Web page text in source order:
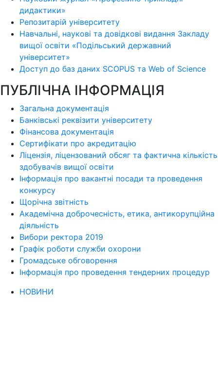
дидактики»
Репозитарій університету
Навчальні, наукові та довідкові видання Закладу
вищої освіти «Подільський державний
університет»
Доступ до баз даних SCOPUS та Web of Science
ПУБЛІЧНА ІНФОРМАЦІЯ
Загальна документація
Банківські реквізити університету
Фінансова документація
Сертифікати про акредитацію
Ліцензія, ліцензований обсяг та фактична кількість
здобувачів вищої освіти
Інформація про вакантні посади та проведення
конкурсу
Щорічна звітність
Академічна доброчесність, етика, антикорупційна
діяльність
Вибори ректора 2019
Графік роботи служби охорони
Громадське обговорення
Інформація про проведення тендерних процедур
НОВИНИ